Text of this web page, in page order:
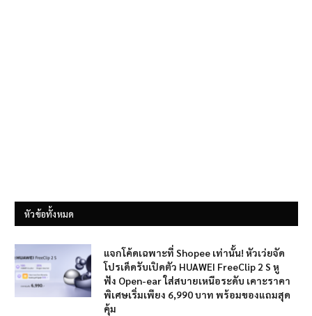
หัวข้อทั้งหมด
แจกโค้ดเฉพาะที่ Shopee เท่านั้น! หัวเว่ยจัด
โปรเด็ดรับเปิดตัว HUAWEI FreeClip 2 S หู
ฟัง Open-ear ใส่สบายเหนือระดับ เคาะราคา
พิเศษเริ่มเพียง 6,990 บาท พร้อมของแถมสุด
คุ้ม